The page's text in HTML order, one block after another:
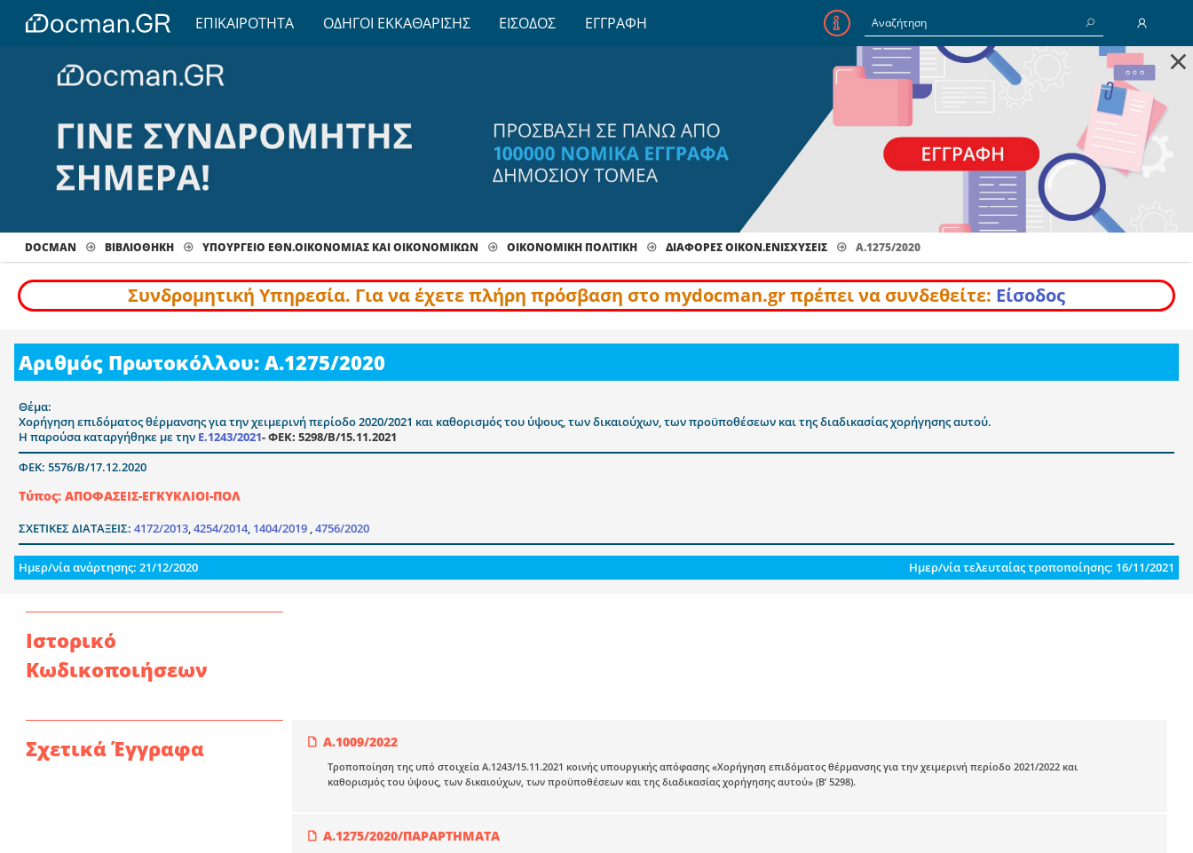
ΕΠΙΚΑΙΡΟΤΗΤΑ ΟΔΗΓΟΙ ΕΚΚΑΘΑΡΙΣΗΣ ΕΙΣΟΔΟΣ ΕΓΓΡΑΦΗ
E-Mail
Κωδικός
Να με θυμάσαι
×
DOCMAN ΒΙΒΛΙΟΘΗΚΗ ΥΠΟΥΡΓΕΙΟ ΕΘΝ.ΟΙΚΟΝΟΜΙΑΣ ΚΑΙ ΟΙΚΟΝΟΜΙΚΩΝ ΟΙΚΟΝΟΜΙΚΗ ΠΟΛΙΤΙΚΗ ΔΙΆΦΟΡΕΣ ΟΙΚΟΝ.ΕΝΙΣΧΎΣΕΙΣ Α.1275/2020
Συνδρομητική Υπηρεσία. Για να έχετε πλήρη πρόσβαση στο mydocman.gr πρέπει να συνδεθείτε: Είσοδος
Αριθμός Πρωτοκόλλου: Α.1275/2020
Θέμα:
Χορήγηση επιδόματος θέρμανσης για την χειμερινή περίοδο 2020/2021 και καθορισμός του ύψους, των δικαιούχων, των προϋποθέσεων και της διαδικασίας χορήγησης αυτού.
Η παρούσα καταργήθηκε με την Ε.1243/2021- ΦΕΚ: 5298/Β/15.11.2021
ΦΕΚ: 5576/Β/17.12.2020
Τύπος: ΑΠΟΦΑΣΕΙΣ-ΕΓΚΥΚΛΙΟΙ-ΠΟΛ
ΣΧΕΤΙΚΕΣ ΔΙΑΤΑΞΕΙΣ: 4172/2013,4254/2014, 1404/2019 ,4756/2020
Ημερ/νία ανάρτησης: 21/12/2020 Ημερ/νία τελευταίας τροποποίησης: 16/11/2021
Ιστορικό
Κωδικοποιήσεων
Σχετικά Έγγραφα Α.1009/2022
Τροποποίηση της υπό στοιχεία Α.1243/15.11.2021 κοινής υπουργικής απόφασης «Χορήγηση επιδόματος θέρμανσης για την χειμερινή περίοδο 2021/2022 και
καθορισμός του ύψους, των δικαιούχων, των προϋποθέσεων και της διαδικασίας χορήγησης αυτού» (Β’ 5298).
Α.1275/2020/ΠΑΡΑΡΤΗΜΑΤΑ